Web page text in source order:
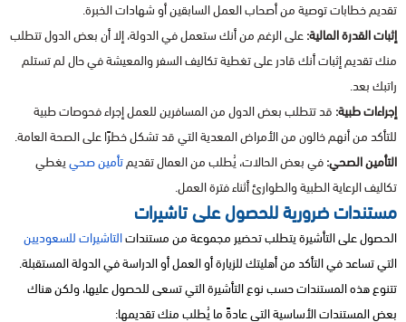
تقديم خطابات توصية من أصحاب العمل السابقين أو شهادات الخبرة.
إثبات القدرة المالية:على الرغم من أنك ستعمل في الدولة، إلا أن بعض الدول تتطلب
منك تقديم إثبات أنك قادر على تغطية تكاليف السفر والمعيشة في حال لم تستلم
راتبك بعد.
إجراءات طبية: قد تتطلب بعض الدول من المسافرين للعمل إجراء فحوصات طبية
للتأكد من أنهم خالون من الأمراض المعدية التي قد تشكل خطرًا على الصحة العامة.
التأمين الصحي:في بعض الحالات، يُطلب من العمال تقديمتأمين صحييغطي
تكاليف الرعاية الطبية والطوارئ أثناء فترة العمل.
مستندات ضرورية للحصول على تاشيرات
الحصول على التأشيرة يتطلب تحضير مجموعة من مستنداتالتاشيرات للسعوديين
التي تساعد في التأكد من أهليتك للزيارة أو العمل أو الدراسة في الدولة المستقبلة.
تتنوع هذه المستندات حسب نوع التأشيرة التي تسعى للحصول عليها، ولكن هناك
بعض المستندات الأساسية التي عادةً ما يُطلب منك تقديمها: